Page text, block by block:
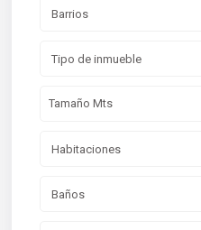
Barrios
Tipo de inmueble
Habitaciones
Baños